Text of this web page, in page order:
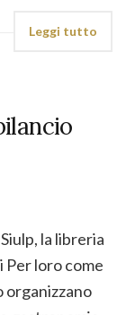
Leggi tutto
la libreria
Per loro come
organizzano